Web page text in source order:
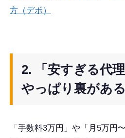
方（デボ）
2. 「安すぎる代理
やっぱり裏があ
「手数料3万円」や「月5万円